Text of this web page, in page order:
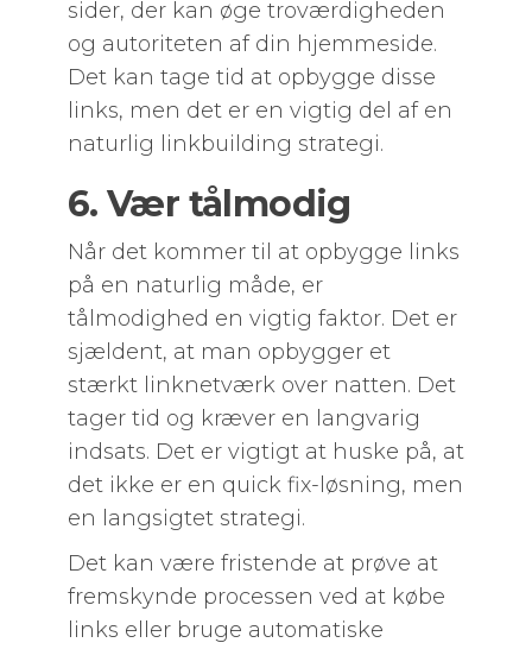
sider, der kan øge troværdigheden
og autoriteten af din hjemmeside.
Det kan tage tid at opbygge disse
links, men det er en vigtig del af en
naturlig linkbuilding strategi.
6. Vær tålmodig
Når det kommer til at opbygge links
på en naturlig måde, er
tålmodighed en vigtig faktor. Det er
sjældent, at man opbygger et
stærkt linknetværk over natten. Det
tager tid og kræver en langvarig
indsats. Det er vigtigt at huske på, at
det ikke er en quick fix-løsning, men
en langsigtet strategi.
Det kan være fristende at prøve at
fremskynde processen ved at købe
links eller bruge automatiske